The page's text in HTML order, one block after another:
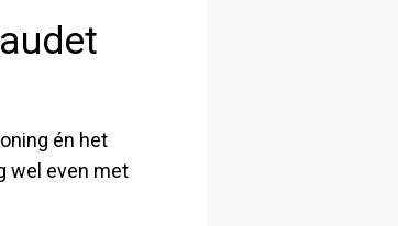
én het
wel even met